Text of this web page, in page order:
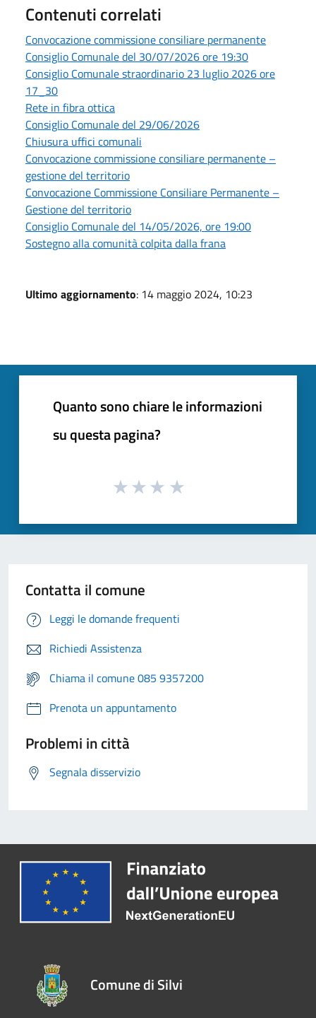
Contenuti correlati
Convocazione commissione consiliare permanente
Consiglio Comunale del 30/07/2026 ore 19:30
Consiglio Comunale straordinario 23 luglio 2026 ore
17_30
Rete in fibra ottica
Consiglio Comunale del 29/06/2026
Chiusura uffici comunali
Convocazione commissione consiliare permanente –
gestione del territorio
Convocazione Commissione Consiliare Permanente –
Gestione del territorio
Consiglio Comunale del 14/05/2026, ore 19:00
Sostegno alla comunità colpita dalla frana
Ultimo aggiornamento: 14 maggio 2024, 10:23
Quanto sono chiare le informazioni
su questa pagina?
Contatta il comune
Leggi le domande frequenti
Richiedi Assistenza
Chiama il comune 085 9357200
Prenota un appuntamento
Problemi in città
Segnala disservizio
Comune di Silvi